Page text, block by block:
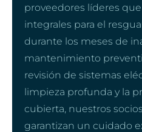
proveedores líderes
integrales para el
durante los meses de
mantenimiento
revisión de sistemas
limpieza profunda y la
cubierta, nuestros
garantizan un cuidado